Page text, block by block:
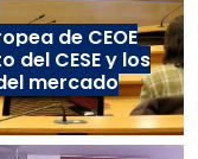
de CEOE
del CESE y los
mercado